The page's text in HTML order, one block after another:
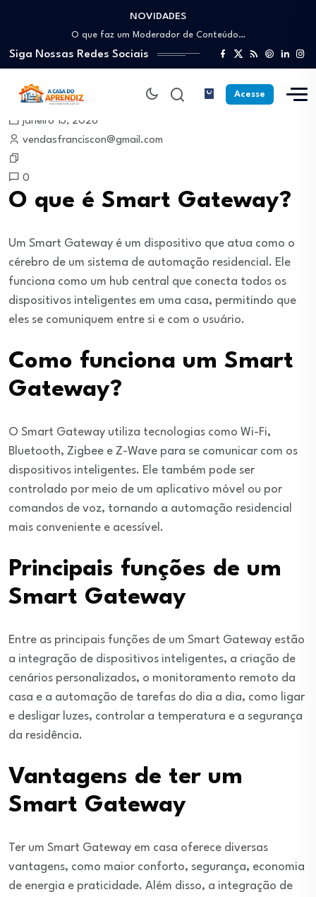
NOVIDADES
Como trabalhar como Estoquista: O guia para…
O que faz um Moderador de Conteúdo…
Como ser um Afiliado de Sucesso trabalhando…
Como dar Aulas Particulares Online e viver…
Profissão Instalador Solar: Como entrar no mercado…
Como trabalhar como Estoquista: O guia para…
O que faz um Moderador de Conteúdo…
Como ser um Afiliado de Sucesso trabalhando…
Siga Nossas Redes Sociais
Acesse
janeiro 13, 2026
vendasfranciscon@gmail.com
0
O que é Smart Gateway?
Um Smart Gateway é um dispositivo que atua como o
cérebro de um sistema de automação residencial. Ele
funciona como um hub central que conecta todos os
dispositivos inteligentes em uma casa, permitindo que
eles se comuniquem entre si e com o usuário.
Como funciona um Smart
Gateway?
O Smart Gateway utiliza tecnologias como Wi-Fi,
Bluetooth, Zigbee e Z-Wave para se comunicar com os
dispositivos inteligentes. Ele também pode ser
controlado por meio de um aplicativo móvel ou por
comandos de voz, tornando a automação residencial
mais conveniente e acessível.
Principais funções de um
Smart Gateway
Entre as principais funções de um Smart Gateway estão
a integração de dispositivos inteligentes, a criação de
cenários personalizados, o monitoramento remoto da
casa e a automação de tarefas do dia a dia, como ligar
e desligar luzes, controlar a temperatura e a segurança
da residência.
Vantagens de ter um
Smart Gateway
Ter um Smart Gateway em casa oferece diversas
vantagens, como maior conforto, segurança, economia
de energia e praticidade. Além disso, a integração de